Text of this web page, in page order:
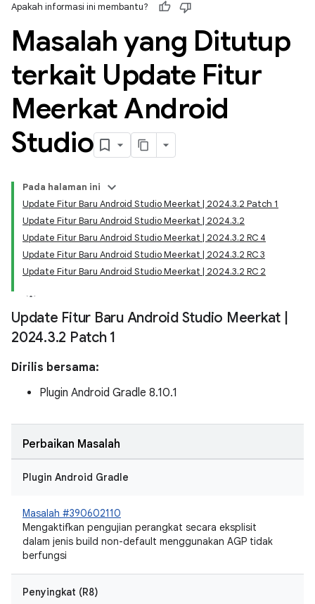
Apakah informasi ini membantu?
Masalah yang Ditutup
terkait Update Fitur
Meerkat Android
Studio
Pada halaman ini
Update Fitur Baru Android Studio Meerkat | 2024.3.2 Patch 1
Update Fitur Baru Android Studio Meerkat | 2024.3.2
Update Fitur Baru Android Studio Meerkat | 2024.3.2 RC 4
Update Fitur Baru Android Studio Meerkat | 2024.3.2 RC 3
Update Fitur Baru Android Studio Meerkat | 2024.3.2 RC 2
Update Fitur Baru Android Studio Meerkat
2024.3.2 Patch 1
Dirilis bersama:
Plugin Android Gradle 8.10.1
Perbaikan Masalah
Plugin Android Gradle
Masalah #390602110
Mengaktifkan pengujian perangkat secara eksplisit
dalam jenis build non-default menggunakan AGP tidak
berfungsi
Penyingkat (R8)